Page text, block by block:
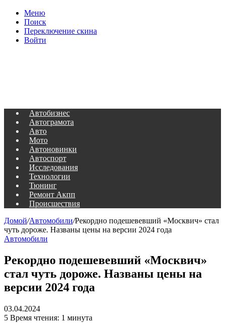
Меню
Поиск
Переключение скина
Войти
Автобизнес
Автограмота
Авто
Мото
Автоновинки
Автоспорт
Исследования
Технологии
Тюнинг
Ремонт Акпп
Происшествия
Домой/Автомобили/Рекордно подешевевший «Москвич» стал
чуть дороже. Названы цены на версии 2024 года
Автомобили
Рекордно подешевевший «Москвич»
стал чуть дороже. Названы цены на
версии 2024 года
03.04.2024
5 Время чтения: 1 минута